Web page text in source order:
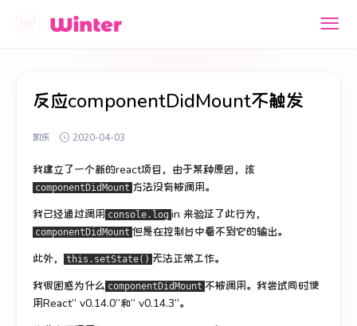
反应componentDidMount不触发
凯乐 2020-04-03
我建立了一个新的react项目，由于某种原因，该
componentDidMount 方法没有被调用。
我已经通过调用 console.log in 来验证了此行为，
componentDidMount 但是在控制台中看不到它的输出。
此外，
this.setState() 无法正常工作。
我很困惑为什么 componentDidMount 不被调用。 我尝试同时使
用React“ v0.14.0”和“ v0.14.3”。